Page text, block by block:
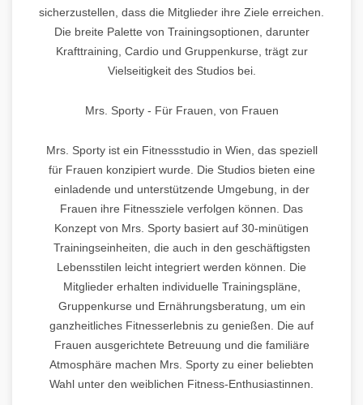
sicherzustellen, dass die Mitglieder ihre Ziele erreichen.
Die breite Palette von Trainingsoptionen, darunter
Krafttraining, Cardio und Gruppenkurse, trägt zur
Vielseitigkeit des Studios bei.
Mrs. Sporty - Für Frauen, von Frauen
Mrs. Sporty ist ein Fitnessstudio in Wien, das speziell
für Frauen konzipiert wurde. Die Studios bieten eine
einladende und unterstützende Umgebung, in der
Frauen ihre Fitnessziele verfolgen können. Das
Konzept von Mrs. Sporty basiert auf 30-minütigen
Trainingseinheiten, die auch in den geschäftigsten
Lebensstilen leicht integriert werden können. Die
Mitglieder erhalten individuelle Trainingspläne,
Gruppenkurse und Ernährungsberatung, um ein
ganzheitliches Fitnesserlebnis zu genießen. Die auf
Frauen ausgerichtete Betreuung und die familiäre
Atmosphäre machen Mrs. Sporty zu einer beliebten
Wahl unter den weiblichen Fitness-Enthusiastinnen.